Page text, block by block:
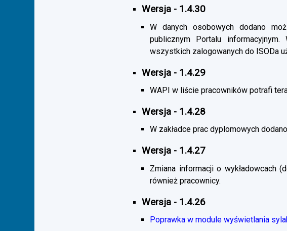
Wersja - 1.4.30
W danych osobowych dodano
publicznym Portalu
wszystkich zalogowanych do ISODa
Wersja - 1.4.29
WAPI w liście pracowników potrafi
Wersja - 1.4.28
W zakładce prac dyplomowych
Wersja - 1.4.27
Zmiana informacji o wykładowcach
również pracownicy.
Wersja - 1.4.26
Poprawka w module wyświetlania